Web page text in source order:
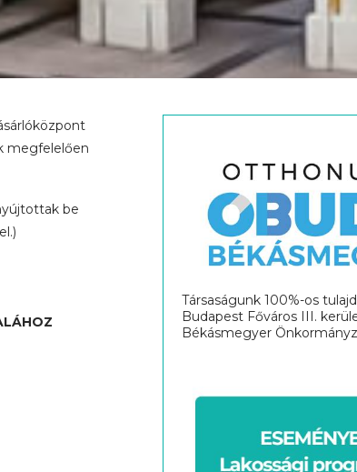
megfelelően
be
Társaságunk 100%-os
Budapest Főváros III.
Békásmegyer